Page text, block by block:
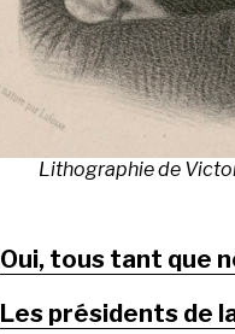
Lithographie de
Oui, tous tant que
Les présidents de